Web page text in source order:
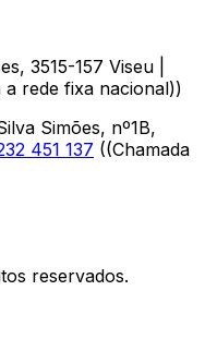
, 3515-157 Viseu
a rede fixa nacional))
Simões, nº1B,
451 137 ((Chamada
reservados.